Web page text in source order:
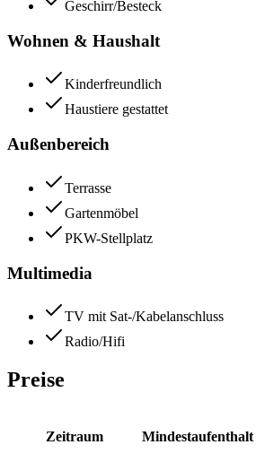
Geschirr/Besteck
Wohnen & Haushalt
Kinderfreundlich
Haustiere gestattet
Außenbereich
Terrasse
Gartenmöbel
PKW-Stellplatz
Multimedia
TV mit Sat-/Kabelanschluss
Radio/Hifi
Preise
Zeitraum Mindestaufenthalt